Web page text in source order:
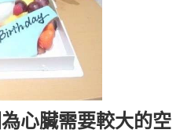
心臟需要較大的空